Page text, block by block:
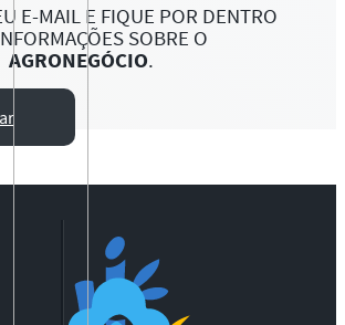
E-MAIL E FIQUE POR DENTRO
SOBRE O
AGRONEGÓCIO.